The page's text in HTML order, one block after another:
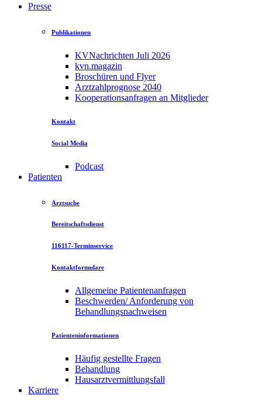
Presse
Publikationen
KVNachrichten Juli 2026
kvn.magazin
Broschüren und Flyer
Arztzahlprognose 2040
Kooperationsanfragen an Mitglieder
Kontakt
Social Media
Podcast
Patienten
Arztsuche
Bereitschaftsdienst
116117-Terminservice
Kontaktformulare
Allgemeine Patientenanfragen
Beschwerden/ Anforderung von
Behandlungsnachweisen
Patienteninformationen
Häufig gestellte Fragen
Behandlung
Hausarztvermittlungsfall
Karriere